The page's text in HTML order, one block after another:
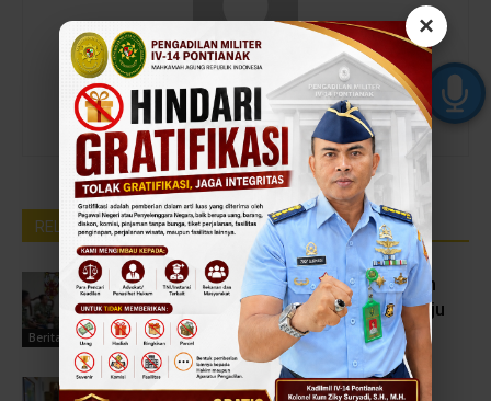
×
admin
https://baru.dilmil-pontianak.go.id
RELATED ARTICLES MORE FROM AUTHOR
Berita Terbaru
Mempererat Sinergitas Penegakan
Hukum dan Pelayanan Prima Menuju
WBBM Tahun 2026
Pengadilan Militer IV-14 Pontianak